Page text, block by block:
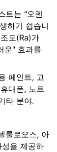
트는 "오렌
하기 쉽습니
도(Ra)가
운" 효과를
페인트, 고
대폰, 노트
타 분야.
룰로오스, 아
을 제공하